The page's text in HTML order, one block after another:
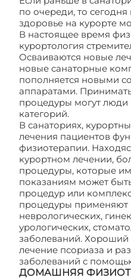
по очереди, то
здоровье на курорте
В настоящее время
курортология
Осваиваются новые
новые санаторные
пополняется новыми
аппаратами.
процедуры могут люди
категорий.
В санаториях,
лечения пациентов
физиотерапии.
курортном лечении,
процедуры, которые
показаниям может
процедур или
процедуры применяют
неврологических,
урологических,
заболеваний. Хороший
лечение псориаза и
заболеваний с
ДОМАШНЯЯ